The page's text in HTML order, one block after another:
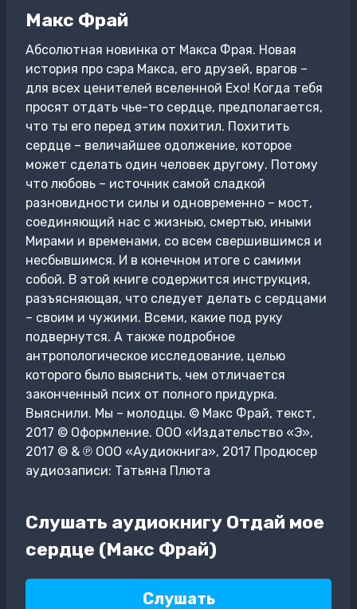
Макс Фрай
Абсолютная новинка от Макса Фрая. Новая
история про сэра Макса, его друзей, врагов –
для всех ценителей вселенной Ехо! Когда тебя
просят отдать чье-то сердце, предполагается,
что ты его перед этим похитил. Похитить
сердце – величайшее одолжение, которое
может сделать один человек другому. Потому
что любовь – источник самой сладкой
разновидности силы и одновременно – мост,
соединяющий нас с жизнью, смертью, иными
Мирами и временами, со всем свершившимся и
несбывшимся. И в конечном итоге с самими
собой. В этой книге содержится инструкция,
разъясняющая, что следует делать с сердцами
– своим и чужими. Всеми, какие под руку
подвернутся. А также подробное
антропологическое исследование, целью
которого было выяснить, чем отличается
законченный псих от полного придурка.
Выяснили. Мы – молодцы. © Макс Фрай, текст,
2017 © Оформление. ООО «Издательство «Э»,
2017 © & ℗ ООО «Аудиокнига», 2017 Продюсер
аудиозаписи: Татьяна Плюта
Слушать аудиокнигу Отдай мое
сердце (Макс Фрай)
Слушать